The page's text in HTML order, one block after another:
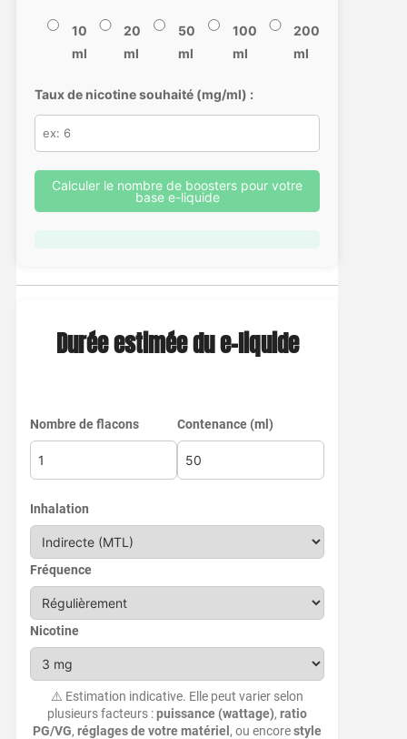
10
ml
20
ml
50
ml
100
ml
200
ml
Taux de nicotine souhaité (mg/ml) :
Calculer le nombre de boosters pour votre
base e-liquide
Durée estimée du e-liquide
Nombre de flacons Contenance (ml)
Inhalation
Fréquence
Nicotine
⚠️ Estimation indicative. Elle peut varier selon
plusieurs facteurs :puissance (wattage),ratio
PG/VG,réglages de votre matériel , ou encorestyle